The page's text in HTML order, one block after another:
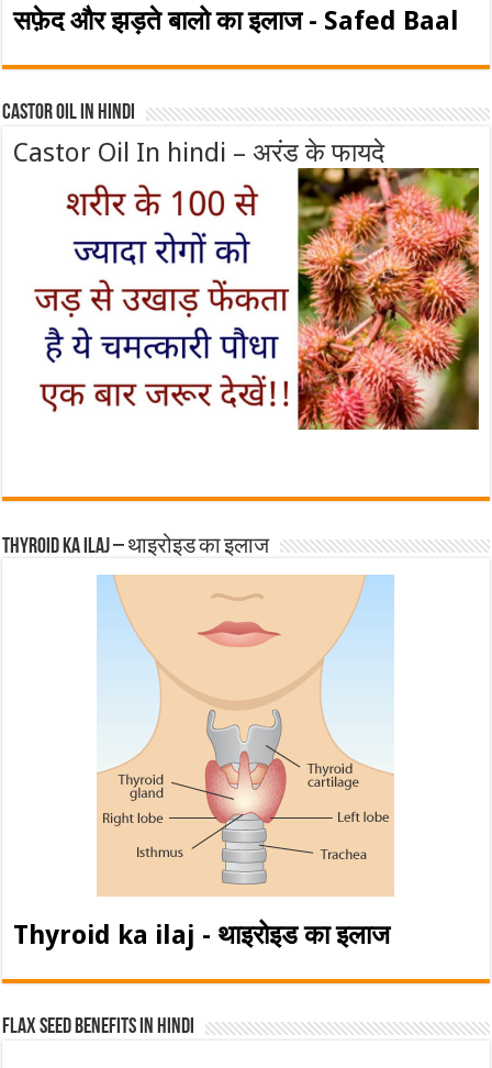
सफ़ेद और झड़ते बालो का इलाज - Safed Baal
Castor Oil In Hindi
Castor Oil In hindi – अरंड के फायदे
Thyroid ka ilaj – थाइरोइड का इलाज
Thyroid ka ilaj - थाइरोइड का इलाज
Flax Seed Benefits in hindi